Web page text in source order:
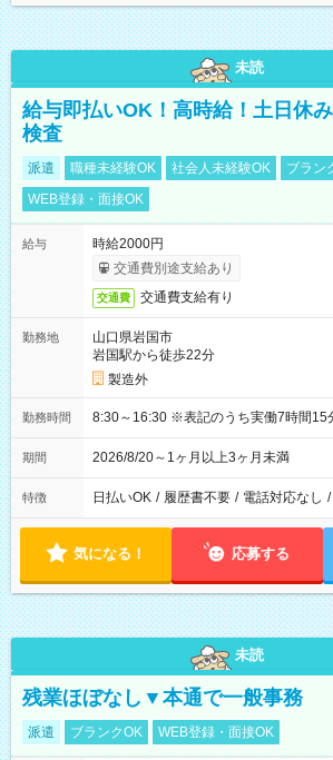
未読
給与即払いOK！高時給！土日休
検査
派遣 職種未経験OK 社会人未経験OK
ブラン
WEB登録・面接OK
給与
時給2000円
交通費別途支給あり
交通費 交通費支給有り
勤務地
山口県岩国市
岩国駅から徒歩22分
製造外
勤務時間 8:30～16:30 ※表記のうち実働7時間
期間 2026/8/20～1ヶ月以上3ヶ月未満
特徴 日払いOK / 履歴書不要 / 電話対応なし /
気になる！ 応募する
未読
残業ほぼなし▼本通で一般事務
派遣 ブランクOK WEB登録・面接OK